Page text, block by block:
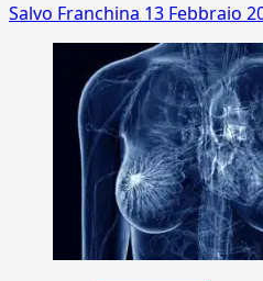
Salvo Franchina 13 Febbraio